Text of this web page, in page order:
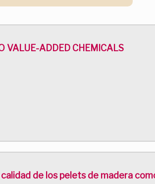
VALUE-ADDED CHEMICALS
de los pelets de madera